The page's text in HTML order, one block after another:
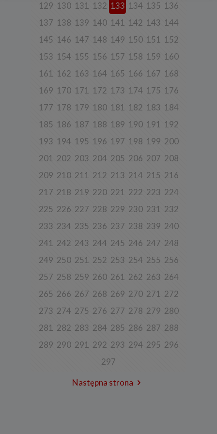
129 130 131 132 133 134 135 136
137 138 139 140 141 142 143 144
145 146 147 148 149 150 151
152
153 154 155 156 157 158 159 160
161
162 163 164 165 166 167 168
169 170 171 172 173 174 175 176
177 178 179 180 181 182 183 184
185 186 187 188 189 190 191
192
193 194 195 196 197 198 199 200
201 202 203 204 205 206 207 208
209 210 211 212 213 214 215 216
217 218 219 220 221 222 223 224
225 226 227 228 229 230 231 232
233 234 235 236 237 238 239 240
241 242 243 244 245 246 247 248
249 250 251 252 253 254 255 256
257 258 259 260 261 262 263 264
265 266 267 268 269 270 271 272
273 274 275 276 277 278 279 280
281 282 283 284 285 286 287 288
289 290 291 292 293 294 295 296
297
Następna strona
Niniejsza Polityka dotyczy przetwarzania danych osobowych,
których administratorem jest Cleaner Energy spółka z ograniczoną
odpowiedzialnością sp. k. z siedzibą w Warszawie, przy ul.
Dąbrowieckiej 6A lok. 6, 03-932 Warszawa, wpisana do rejestru
przedsiębiorców Krajowego Rejestru Sądowego, prowadzonego
przez Sąd Rejonowy dla m. st. Warszawy w Warszawie, XIII
KRS 0000770248, REGON 382497533, NIP 1132992861
Spółka, jako administrator danych osobowych, decyduje o celach i
sposobach przetwarzania danych osobowych użytkowników.
skontaktować się z nami:
a) pod adresem e-mail: rodo@cleanerenergy.pl
b) pisemnie na adres siedziby Spółki.
Spółka przetwarza dane, które użytkownicy podają lub
udostępniają w historii przeglądania stron i aplikacji w ramach
korzystania z naszych usług (wraz ze zautomatyzowaną analizą
założenia konta lub korzystania z usługi newslettera, tj. imię,
nazwisko, adres e-mail.
4. Cel i podstawa przetwarzania danych
Twoje dane będą przetwarzane do celu:
a) realizacji usługi w oparciu o regulamin korzystania z serwisu, jeśli
użytkownik zarejestruje swoje konto lub skorzysta z usługi
newslettera (podstawa z art. 6 ust. 1 lit. b RODO),
także wykrywania nadużyć oraz pomiarów statystycznych i
uzasadnionego interesu (podstawa z art. 6 ust. 1 lit. f RODO),
c) ewentualnego ustalenia, dochodzenia lub obrony przed
roszczeniami będącego realizacją naszego prawnie uzasadnionego
Podanie danych w celu realizacji usług jest niezbędne do